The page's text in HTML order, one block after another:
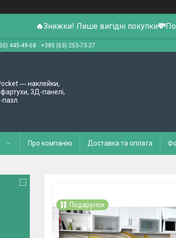
🔥Знижки! Лише вигідні покупки💸
445-49-68 +380 (63) 253-73-27
― наклейки,
фартухи, 3Д-панелі,
пазл
Про компанію Доставка та оплата
Подарунок